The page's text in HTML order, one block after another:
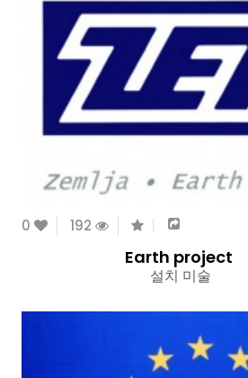
0 192
Earth project
설치 미술